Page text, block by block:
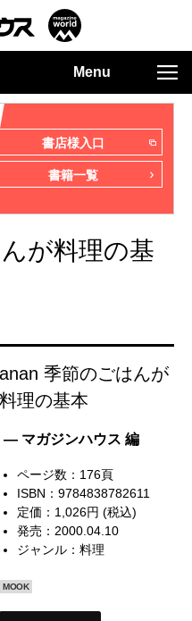
Menu
書店様入口
書籍一覧
が料理の基
anan 季節のごはんが
料理の基本
— マガジンハウス 編
ページ数：176頁
ISBN：9784838782611
定価：1,026円 (税込)
発売：2000.04.10
ジャンル：料理
MOOK